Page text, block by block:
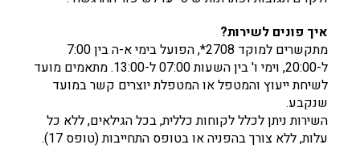
איך פונים לשירות?
מתקשרים למוקד 2708*, הפועל בימי א-ה בין 7:00
ל-20:00, וימי ו' בין השעות 07:00 ל-13:00. מתאמים מועד
לשיחת ייעוץ והמטפל או המטפלת יוצרים קשר במועד
שנקבע.
השירות ניתן לכלל לקוחות כללית, בכל הגילאים, ללא כל
עלות, ללא צורך בהפניה או בטופס התחייבות (טופס 17).